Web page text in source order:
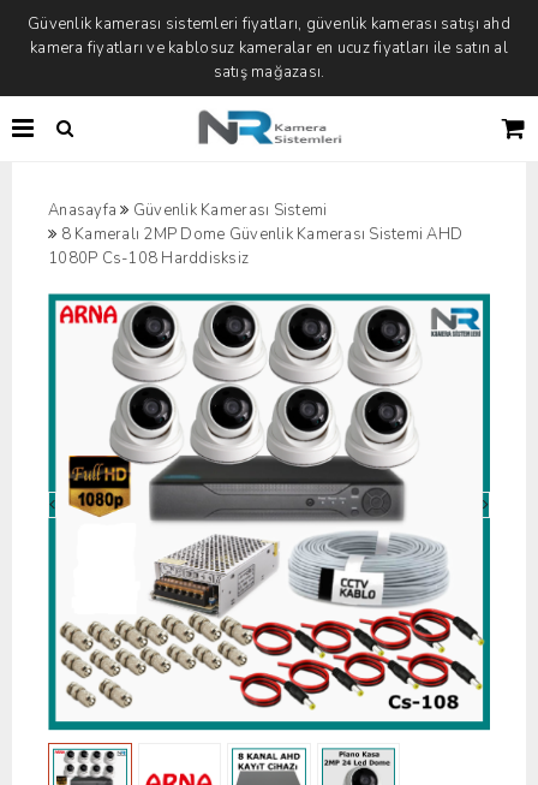
Güvenlik kamerası sistemleri fiyatları, güvenlik kamerası satışı ahd
kamera fiyatları ve kablosuz kameralar en ucuz fiyatları ile satın al
satış mağazası.
Anasayfa
Güvenlik Kamerası Sistemi
8 Kameralı 2MP Dome Güvenlik Kamerası Sistemi AHD
1080P Cs-108 Harddisksiz